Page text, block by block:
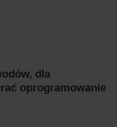
dla
oprogramowanie